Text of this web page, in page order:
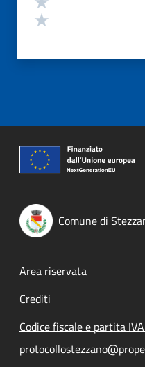
Comune di
Footer menu
Area riservata
Crediti
Codice fiscale e partita